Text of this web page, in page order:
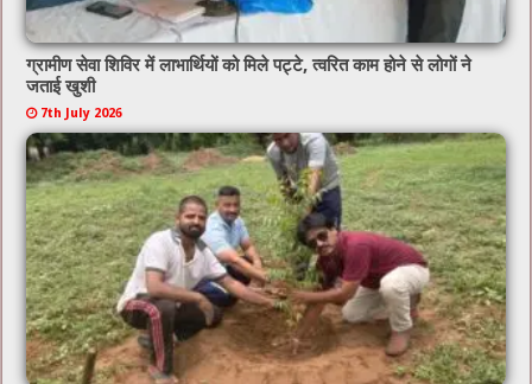
ग्रामीण सेवा शिविर में लाभार्थियों को मिले पट्टे, त्वरित काम होने से लोगों ने
जताई खुशी
7th July 2026